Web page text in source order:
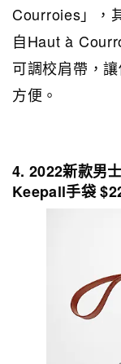
Courroies」，
自Haut à
可調校肩帶，
方便。
4. 2022新款男
Keepall手袋